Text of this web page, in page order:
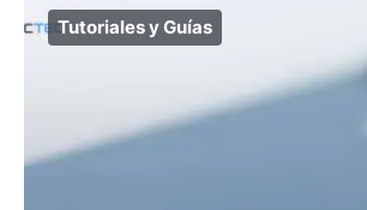
Tutoriales y Guías